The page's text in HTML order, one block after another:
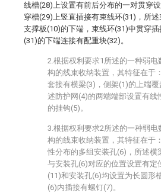
线槽(28)上设置有前后分布的一对贯穿
穿槽(29)上竖直插接有束线环(31)，所
支撑板(10)的下端，束线环(31)中贯穿
(31)的下端连接有配重块(32)。
2.根据权利要求1所述的一种弱
构的线束收纳装置，其特征在于
套接有横梁(3)，侧架(1)的上端
述防护网(4)的两端端部设置有线
的挂钩(5)。
3.根据权利要求2所述的一种弱
构的线束收纳装置，其特征在于
性分布的多组安装孔(6)，所述横
与安装孔(6)对应的位置设置有定
(11)和安装孔(6)均设置为长圆形
(6)内插接有螺钉(7)。